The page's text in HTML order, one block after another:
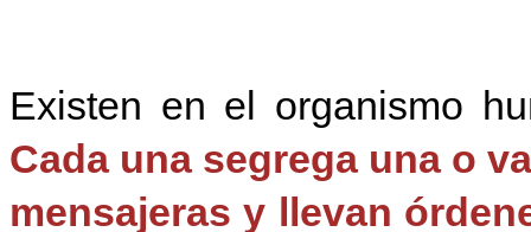
Existen en el organismo
Cada una segrega una o
mensajeras y llevan